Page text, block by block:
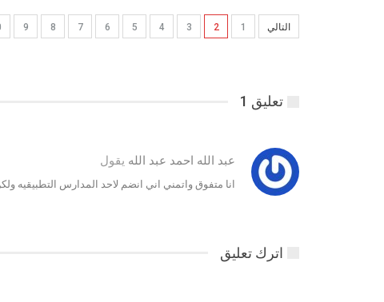
التالي 1
2
3
4
5
6
7
8
9
تعليق 1
عبد الله احمد عبد الله يقول
انا متفوق واتمني اني انضم لاحد المدارس التطبيقيه
اترك تعليق